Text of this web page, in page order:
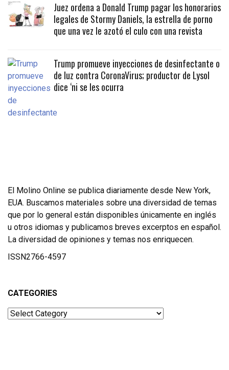
Juez ordena a Donald Trump pagar los honorarios
legales de Stormy Daniels, la estrella de porno
que una vez le azotó el culo con una revista
Trump promueve inyecciones de desinfectante o
de luz contra CoronaVirus; productor de Lysol
dice ‘ni se les ocurra
El Molino Online se publica diariamente desde New York,
EUA. Buscamos materiales sobre una diversidad de temas
que por lo general están disponibles únicamente en inglés
u otros idiomas y publicamos breves excerptos en español.
La diversidad de opiniones y temas nos enriquecen.
ISSN2766-4597
CATEGORIES
Categories